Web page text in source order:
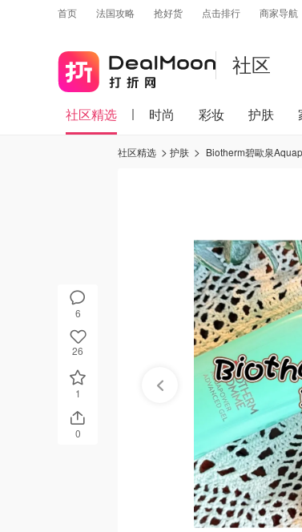
首页 法国攻略 抢好货 点击排行 商家导航
社区
社区精选 时尚 彩妆 护肤
6
26
1
0
社区精选 护肤 Biotherm碧歐泉